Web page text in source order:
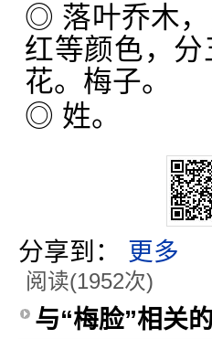
◎ 落叶乔木，
红等颜色，
花。梅子。
◎ 姓。
分享到： 更多
阅读(1952次)
与“梅脸”相关